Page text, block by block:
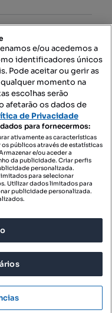
NA:
Portugal, S.A.
e/ou acedemos a
identificadores únicos
Pode aceitar ou gerir as
momento na
escolhas serão
afetarão os dados de
de Privacidade
para fornecermos:
ativamente as características
públicos através de estatísticas
e/ou aceder a
da publicidade. Criar perfis
personalizada.
para selecionar
Utilizar dados limitados para
publicidade personalizada.